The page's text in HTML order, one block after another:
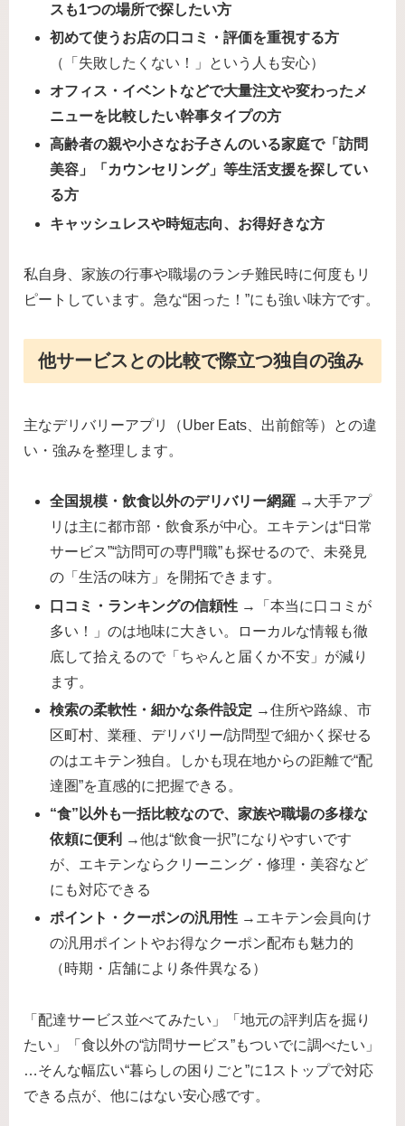
スも1つの場所で探したい方
初めて使うお店の口コミ・評価を重視する方
（「失敗したくない！」という人も安心）
オフィス・イベントなどで大量注文や変わったメ
ニューを比較したい幹事タイプの方
高齢者の親や小さなお子さんのいる家庭で「訪問
美容」「カウンセリング」等生活支援を探してい
る方
キャッシュレスや時短志向、お得好きな方
私自身、家族の行事や職場のランチ難民時に何度もリ
ピートしています。急な“困った！”にも強い味方です。
他サービスとの比較で際立つ独自の強み
主なデリバリーアプリ（Uber Eats、出前館等）との違
い・強みを整理します。
全国規模・飲食以外のデリバリー網羅 →大手アプ
リは主に都市部・飲食系が中心。エキテンは“日常
サービス”“訪問可の専門職”も探せるので、未発見
の「生活の味方」を開拓できます。
口コミ・ランキングの信頼性 →「本当に口コミが
多い！」のは地味に大きい。ローカルな情報も徹
底して拾えるので「ちゃんと届くか不安」が減り
ます。
検索の柔軟性・細かな条件設定 →住所や路線、市
区町村、業種、デリバリー/訪問型で細かく探せる
のはエキテン独自。しかも現在地からの距離で“配
達圏”を直感的に把握できる。
“食”以外も一括比較なので、家族や職場の多様な
依頼に便利 →他は“飲食一択”になりやすいです
が、エキテンならクリーニング・修理・美容など
にも対応できる
ポイント・クーポンの汎用性 →エキテン会員向け
の汎用ポイントやお得なクーポン配布も魅力的
（時期・店舗により条件異なる）
「配達サービス並べてみたい」「地元の評判店を掘り
たい」「食以外の“訪問サービス”もついでに調べたい」
…そんな幅広い“暮らしの困りごと”に1ストップで対応
できる点が、他にはない安心感です。